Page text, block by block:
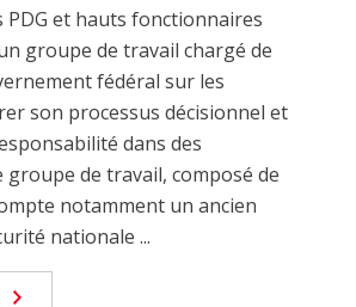
PDG et hauts fonctionnaires
groupe de travail chargé de
fédéral sur les
son processus décisionnel et
dans des
groupe de travail, composé de
notamment un ancien
nationale ...